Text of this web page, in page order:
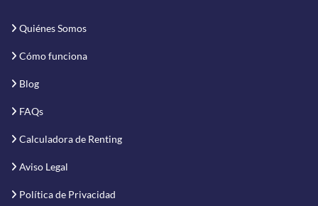
Quiénes Somos
Cómo funciona
Blog
FAQs
Calculadora de Renting
Aviso Legal
Política de Privacidad